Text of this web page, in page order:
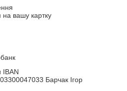
на вашу картку
IBAN
Барчак Ігор